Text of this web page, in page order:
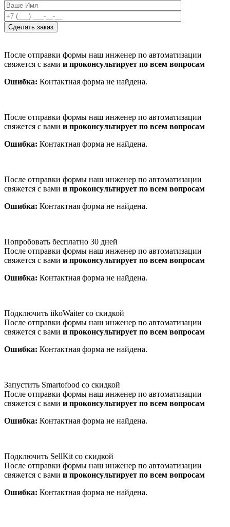
После отправки формы наш инженер по автоматизации
свяжется с вами и проконсультирует по всем вопросам
Ошибка: Контактная форма не найдена.
После отправки формы наш инженер по автоматизации
свяжется с вами и проконсультирует по всем вопросам
Ошибка: Контактная форма не найдена.
После отправки формы наш инженер по автоматизации
свяжется с вами и проконсультирует по всем вопросам
Ошибка: Контактная форма не найдена.
Попробовать бесплатно 30 дней
После отправки формы наш инженер по автоматизации
свяжется с вами и проконсультирует по всем вопросам
Ошибка: Контактная форма не найдена.
Подключить iikoWaiter со скидкой
После отправки формы наш инженер по автоматизации
свяжется с вами и проконсультирует по всем вопросам
Ошибка: Контактная форма не найдена.
Запустить Smartofood со скидкой
После отправки формы наш инженер по автоматизации
свяжется с вами и проконсультирует по всем вопросам
Ошибка: Контактная форма не найдена.
Подключить SellKit со скидкой
После отправки формы наш инженер по автоматизации
свяжется с вами и проконсультирует по всем вопросам
Ошибка: Контактная форма не найдена.